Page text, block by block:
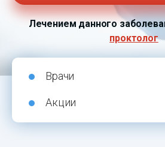
Лечением данного
проктолог
Врачи
Акции